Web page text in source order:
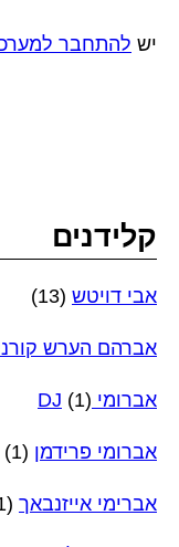
יש להתחבר
קלידנים
אבי דויטש (13)
אברהם הערש
אברומי DJ (1)
אברומי פרידמן (1)
אברימי אייזנבאך (1)